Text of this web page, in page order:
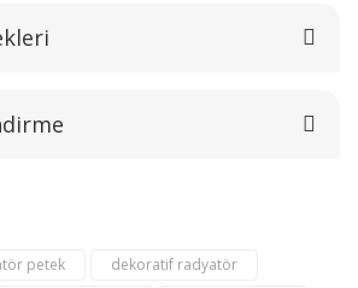
ilk yorumu siz yapın!
Yorum Yaz
petek
dekoratif radyatör